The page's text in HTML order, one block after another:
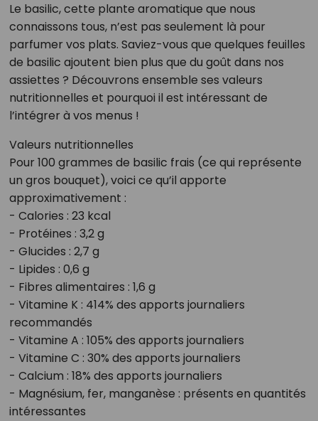
Le basilic, cette plante aromatique que nous
connaissons tous, n’est pas seulement là pour
parfumer vos plats. Saviez-vous que quelques feuilles
de basilic ajoutent bien plus que du goût dans nos
assiettes ? Découvrons ensemble ses valeurs
nutritionnelles et pourquoi il est intéressant de
l’intégrer à vos menus !
Valeurs nutritionnelles
Pour 100 grammes de basilic frais (ce qui représente
un gros bouquet), voici ce qu’il apporte
approximativement :
- Calories : 23 kcal
- Protéines : 3,2 g
- Glucides : 2,7 g
- Lipides : 0,6 g
- Fibres alimentaires : 1,6 g
- Vitamine K : 414% des apports journaliers
recommandés
- Vitamine A : 105% des apports journaliers
- Vitamine C : 30% des apports journaliers
- Calcium : 18% des apports journaliers
- Magnésium, fer, manganèse : présents en quantités
intéressantes